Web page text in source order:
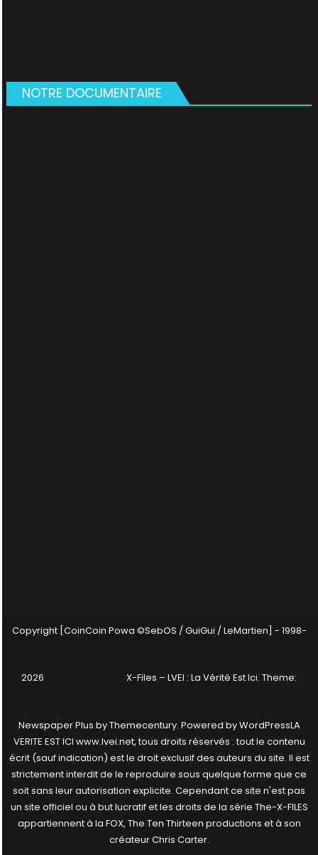
NOTRE DOCUMENTAIRE
Copyright [CoinCoin Powa ©SebOS / GuiGui / LeMartien] - 1998-
2026 X-Files – LVEI : La Vérité Est Ici. Theme:
Newspaper Plus byThemecentury. Powered byWordPressLA
VERITE EST ICI www.lvei.net, tous droits réservés : tout le contenu
écrit (sauf indication) est le droit exclusif des auteurs du site. Il est
strictement interdit de le reproduire sous quelque forme que ce
soit sans leur autorisation explicite. Cependant ce site n'est pas
un site officiel ou à but lucratif et les droits de la série The-X-FILES
appartiennent à la FOX, The Ten Thirteen productions et à son
créateur Chris Carter.